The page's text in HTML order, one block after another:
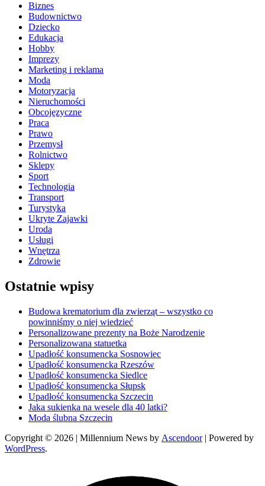
Biznes
Budownictwo
Dziecko
Edukacja
Hobby
Imprezy
Marketing i reklama
Moda
Motoryzacja
Nieruchomości
Obcojęzyczne
Praca
Prawo
Przemysł
Rolnictwo
Sklepy
Sport
Technologia
Transport
Turystyka
Ukryte Zajawki
Uroda
Usługi
Wnętrza
Zdrowie
Ostatnie wpisy
Budowa krematorium dla zwierząt – wszystko co
powinniśmy o niej wiedzieć
Personalizowane prezenty na Boże Narodzenie
Personalizowana statuetka
Upadłość konsumencka Sosnowiec
Upadłość konsumencka Rzeszów
Upadłość konsumencka Siedlce
Upadłość konsumencka Słupsk
Upadłość konsumencka Szczecin
Jaka sukienka na wesele dla 40 latki?
Moda ślubna Szczecin
Copyright © 2026 | Millennium News by Ascendoor| Powered by
WordPress.